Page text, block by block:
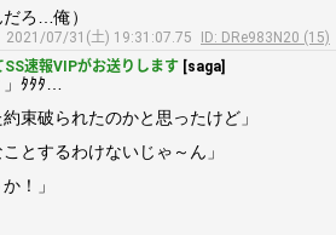
ろ…俺）
2021/07/31(土) 19:31:07.75
ID: DRe983N20 (15)
速報VIPがお送りします [saga]
ﾀﾀﾀ…
束破られたのかと思ったけど」
とするわけないじゃ～ん」
！」